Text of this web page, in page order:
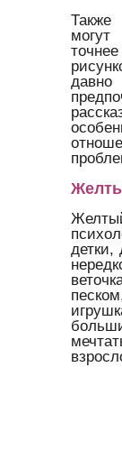
Также
могут
детки,